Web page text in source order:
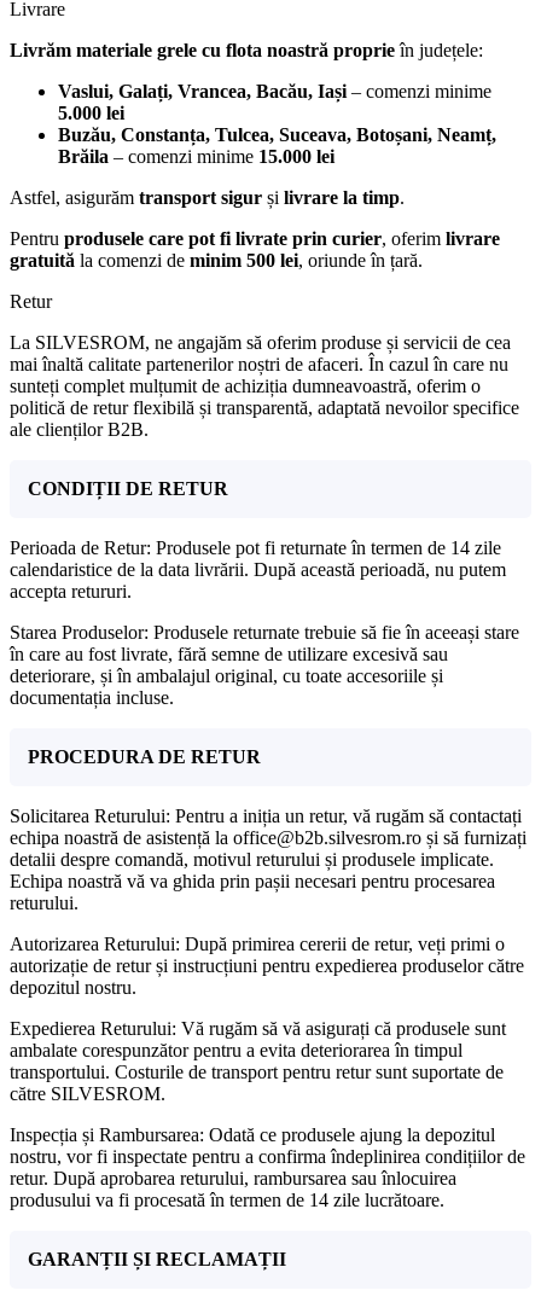
Livrare
Livrăm materiale grele cu flota noastră proprieîn județele:
Vaslui, Galați, Vrancea, Bacău, Iași– comenzi minime
5.000 lei
Buzău, Constanța, Tulcea, Suceava, Botoșani, Neamț,
Brăila – comenzi minime 15.000 lei
Astfel, asigurăm transport sigur și livrare la timp.
Pentru produsele care pot fi livrate prin curier, oferim livrare
gratuită la comenzi de minim 500 lei, oriunde în țară.
Retur
La SILVESROM, ne angajăm să oferim produse și servicii de cea
mai înaltă calitate partenerilor noștri de afaceri. În cazul în care nu
sunteți complet mulțumit de achiziția dumneavoastră, oferim o
politică de retur flexibilă și transparentă, adaptată nevoilor specifice
ale clienților B2B.
CONDIȚII DE RETUR
Perioada de Retur: Produsele pot fi returnate în termen de 14 zile
calendaristice de la data livrării. După această perioadă, nu putem
accepta retururi.
Starea Produselor: Produsele returnate trebuie să fie în aceeași stare
în care au fost livrate, fără semne de utilizare excesivă sau
deteriorare, și în ambalajul original, cu toate accesoriile și
documentația incluse.
PROCEDURA DE RETUR
Solicitarea Returului: Pentru a iniția un retur, vă rugăm să contactați
echipa noastră de asistență la office@b2b.silvesrom.ro și să furnizați
detalii despre comandă, motivul returului și produsele implicate.
Echipa noastră vă va ghida prin pașii necesari pentru procesarea
returului.
Autorizarea Returului: După primirea cererii de retur, veți primi o
autorizație de retur și instrucțiuni pentru expedierea produselor către
depozitul nostru.
Expedierea Returului: Vă rugăm să vă asigurați că produsele sunt
ambalate corespunzător pentru a evita deteriorarea în timpul
transportului. Costurile de transport pentru retur sunt suportate de
către SILVESROM.
Inspecția și Rambursarea: Odată ce produsele ajung la depozitul
nostru, vor fi inspectate pentru a confirma îndeplinirea condițiilor de
retur. După aprobarea returului, rambursarea sau înlocuirea
produsului va fi procesată în termen de 14 zile lucrătoare.
GARANȚII ȘI RECLAMAȚII